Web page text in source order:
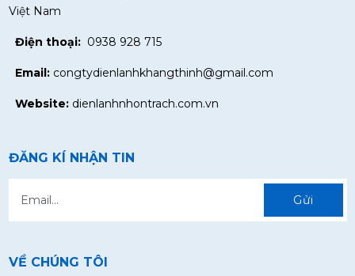
Việt Nam
Điện thoại:0938 928 715
Email:congtydienlanhkhangthinh@gmail.com
Website:dienlanhnhontrach.com.vn
ĐĂNG KÍ NHẬN TIN
Gửi
VỀ CHÚNG TÔI